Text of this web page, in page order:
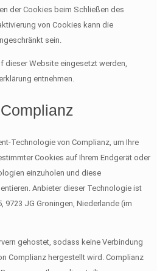
der Cookies beim Schließen des
von Cookies kann die
sein.
dieser Website eingesetzt werden,
entnehmen.
Technologie von Complianz, um Ihre
Cookies auf Ihrem Endgerät oder
einzuholen und diese
Anbieter dieser Technologie ist
9723 JG Groningen, Niederlande (im
gehostet, sodass keine Verbindung
Complianz hergestellt wird. Complianz